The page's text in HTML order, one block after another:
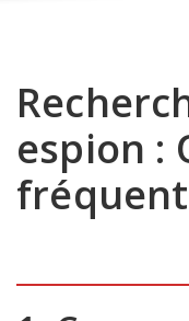
espion :